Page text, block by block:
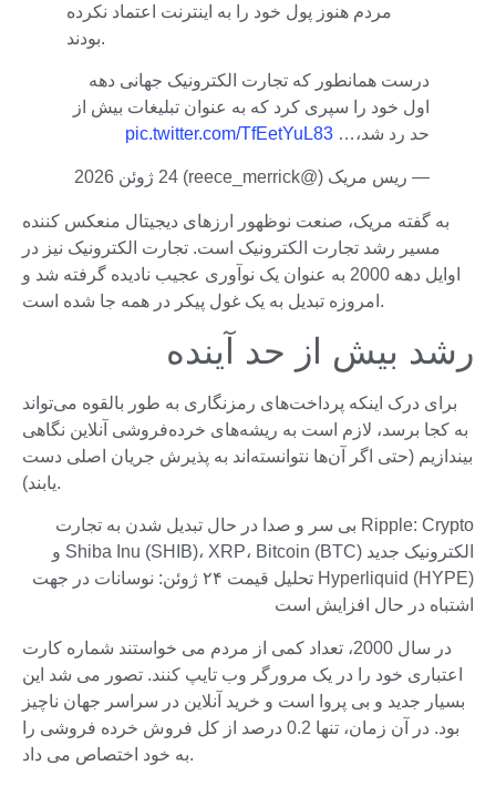
مردم هنوز پول خود را به اینترنت اعتماد نکرده
بودند.
درست همانطور که تجارت الکترونیک جهانی دهه
اول خود را سپری کرد که به عنوان تبلیغات بیش از
حد رد شد،… pic.twitter.com/TfEetYuL83
— ریس مریک (@reece_merrick) 24 ژوئن 2026
به گفته مریک، صنعت نوظهور ارزهای دیجیتال منعکس کننده
مسیر رشد تجارت الکترونیک است. تجارت الکترونیک نیز در
اوایل دهه 2000 به عنوان یک نوآوری عجیب نادیده گرفته شد و
امروزه تبدیل به یک غول پیکر در همه جا شده است.
رشد بیش از حد آینده
برای درک اینکه پرداخت‌های رمزنگاری به طور بالقوه می‌تواند
به کجا برسد، لازم است به ریشه‌های خرده‌فروشی آنلاین نگاهی
بیندازیم (حتی اگر آن‌ها نتوانسته‌اند به پذیرش جریان اصلی دست
یابند).
Ripple: Crypto بی سر و صدا در حال تبدیل شدن به تجارت
الکترونیک جدید Shiba Inu (SHIB)، XRP، Bitcoin (BTC) و
Hyperliquid (HYPE) تحلیل قیمت ۲۴ ژوئن: نوسانات در جهت
اشتباه در حال افزایش است
در سال 2000، تعداد کمی از مردم می خواستند شماره کارت
اعتباری خود را در یک مرورگر وب تایپ کنند. تصور می شد این
بسیار جدید و بی پروا است و خرید آنلاین در سراسر جهان ناچیز
بود. در آن زمان، تنها 0.2 درصد از کل فروش خرده فروشی را
به خود اختصاص می داد.